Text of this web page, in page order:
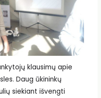
klausimų apie
Daug ūkininkų
siekiant išvengti